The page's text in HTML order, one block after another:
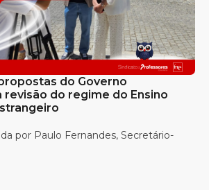
do Governo
revisão do regime do Ensino
por Paulo Fernandes, Secretário-